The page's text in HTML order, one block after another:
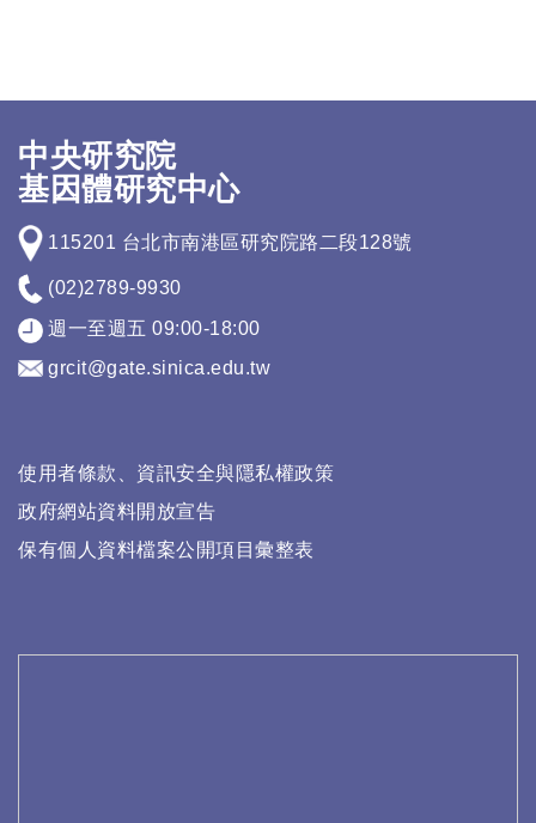
中央研究院
基因體研究中心
115201 台北市南港區研究院路二段128號
(02)2789-9930
週一至週五 09:00-18:00
grcit@gate.sinica.edu.tw
使用者條款、資訊安全與隱私權政策
政府網站資料開放宣告
保有個人資料檔案公開項目彙整表